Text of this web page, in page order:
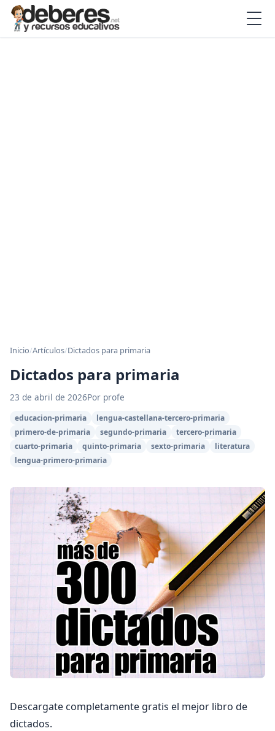
Inicio/Artículos/Dictados para primaria
Dictados para primaria
23 de abril de 2026Por profe
educacion-primaria
lengua-castellana-tercero-primaria
primero-de-primaria
segundo-primaria
tercero-primaria
cuarto-primaria
quinto-primaria sexto-primaria
literatura
lengua-primero-primaria
Descargate completamente gratis el mejor libro de
dictados.